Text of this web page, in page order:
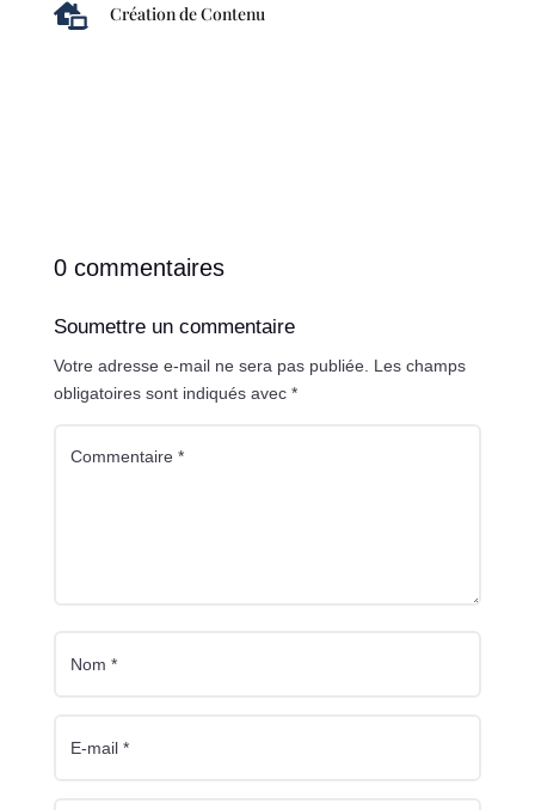
 Création de Contenu
0 commentaires
Soumettre un commentaire
Votre adresse e-mail ne sera pas publiée. Les champs
obligatoires sont indiqués avec *